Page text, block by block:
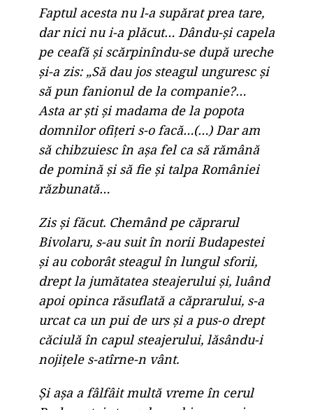
Faptul acesta nu l-a supărat prea tare,
dar nici nu i-a plăcut… Dându-şi capela
pe ceafă şi scărpinîndu-se după ureche
şi-a zis: „Să dau jos steagul unguresc şi
să pun fanionul de la companie?…
Asta ar şti şi madama de la popota
domnilor ofiţeri s-o facă…(…) Dar am
să chibzuiesc în aşa fel ca să rămână
de pomină şi să fie şi talpa României
răzbunată…
Zis şi făcut. Chemând pe căprarul
Bivolaru, s-au suit în norii Budapestei
şi au coborât steagul în lungul sforii,
drept la jumătatea steajerului şi, luând
apoi opinca răsuflată a căprarului, s-a
urcat ca un pui de urs şi a pus-o drept
căciulă în capul steajerului, lăsându-i
nojiţele s-atîrne-n vânt.
Şi aşa a fâlfâit multă vreme în cerul